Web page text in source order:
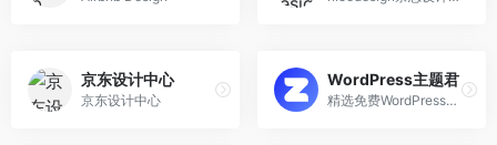
京东设计中心
京东设计中心
WordPress主题君
精选免费WordPress主题模板下载